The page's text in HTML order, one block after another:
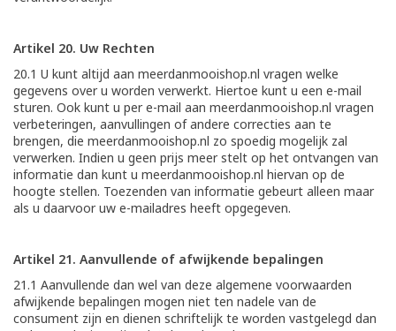
Artikel 20. Uw Rechten
20.1 U kunt altijd aan meerdanmooishop.nl vragen welke
gegevens over u worden verwerkt. Hiertoe kunt u een e-mail
sturen. Ook kunt u per e-mail aan meerdanmooishop.nl vragen
verbeteringen, aanvullingen of andere correcties aan te
brengen, die meerdanmooishop.nl zo spoedig mogelijk zal
verwerken. Indien u geen prijs meer stelt op het ontvangen van
informatie dan kunt u meerdanmooishop.nl hiervan op de
hoogte stellen. Toezenden van informatie gebeurt alleen maar
als u daarvoor uw e-mailadres heeft opgegeven.
Artikel 21. Aanvullende of afwijkende bepalingen
21.1 Aanvullende dan wel van deze algemene voorwaarden
afwijkende bepalingen mogen niet ten nadele van de
consument zijn en dienen schriftelijk te worden vastgelegd dan